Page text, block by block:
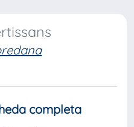
completa